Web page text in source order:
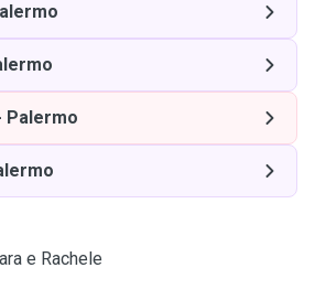
Palermo
e Rachele